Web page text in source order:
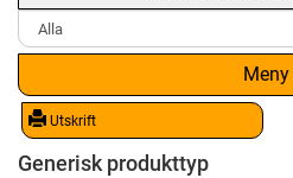
Meny
Utskrift
Generisk produkttyp